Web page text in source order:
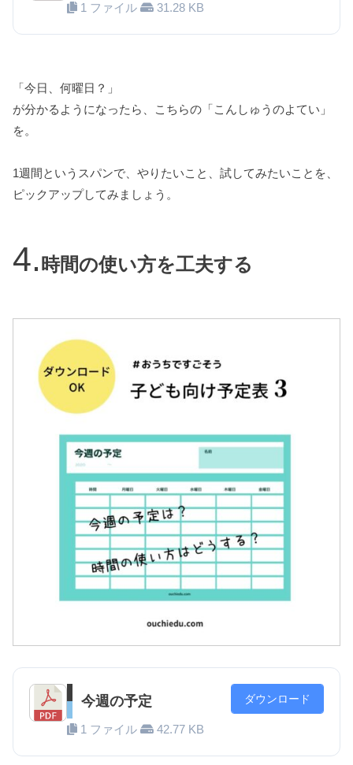
1 ファイル 31.28 KB
「今日、何曜日？」
が分かるようになったら、こちらの「こんしゅうのよてい」
を。
1週間というスパンで、やりたいこと、試してみたいことを、
ピックアップしてみましょう。
時間の使い方を工夫する
今週の予定
1 ファイル 42.77 KB
ダウンロード